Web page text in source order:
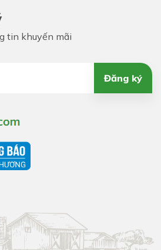
tin khuyến mãi
Đăng ký